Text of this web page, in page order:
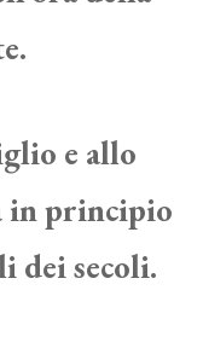
e allo
in principio
dei secoli.